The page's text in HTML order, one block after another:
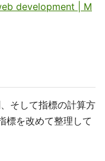
development | M
そして指標の計算方
標を改めて整理して